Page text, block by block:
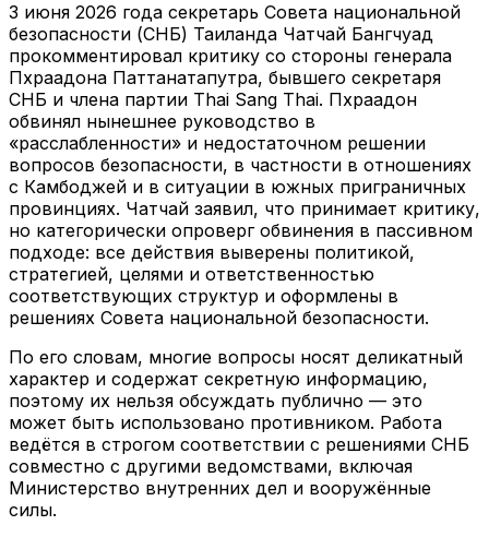
3 июня 2026 года секретарь Совета национальной
безопасности (СНБ) Таиланда Чатчай Бангчуад
прокомментировал критику со стороны генерала
Пхраадона Паттанатапутра, бывшего секретаря
СНБ и члена партии Thai Sang Thai. Пхраадон
обвинял нынешнее руководство в
«расслабленности» и недостаточном решении
вопросов безопасности, в частности в отношениях
с Камбоджей и в ситуации в южных приграничных
провинциях. Чатчай заявил, что принимает критику,
но категорически опроверг обвинения в пассивном
подходе: все действия выверены политикой,
стратегией, целями и ответственностью
соответствующих структур и оформлены в
решениях Совета национальной безопасности.
По его словам, многие вопросы носят деликатный
характер и содержат секретную информацию,
поэтому их нельзя обсуждать публично — это
может быть использовано противником. Работа
ведётся в строгом соответствии с решениями СНБ
совместно с другими ведомствами, включая
Министерство внутренних дел и вооружённые
силы.